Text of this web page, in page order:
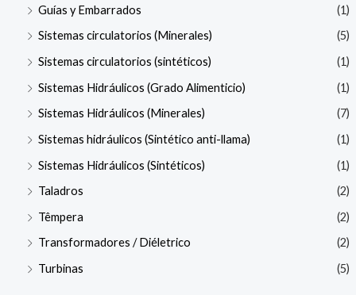
Guías y Embarrados
(1)
Sistemas circulatorios (Minerales)
(5)
Sistemas circulatorios (sintéticos)
(1)
Sistemas Hidráulicos (Grado Alimenticio)
(1)
Sistemas Hidráulicos (Minerales)
(7)
Sistemas hidráulicos (Sintético anti-llama)
(1)
Sistemas Hidráulicos (Sintéticos)
(1)
Taladros
(2)
Têmpera
(2)
Transformadores / Diéletrico
(2)
Turbinas
(5)